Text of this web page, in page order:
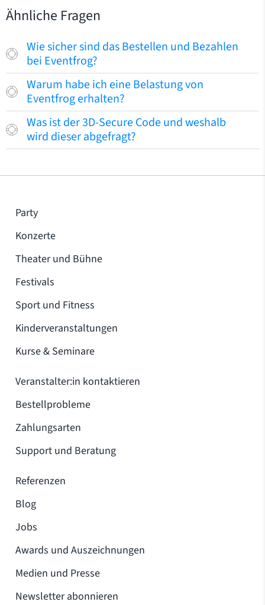
Ähnliche Fragen
Wie sicher sind das Bestellen und Bezahlen
bei Eventfrog?
Warum habe ich eine Belastung von
Eventfrog erhalten?
Was ist der 3D-Secure Code und weshalb
wird dieser abgefragt?
Party
Konzerte
Theater und Bühne
Festivals
Sport und Fitness
Kinderveranstaltungen
Kurse & Seminare
Veranstalter:in kontaktieren
Bestellprobleme
Zahlungsarten
Support und Beratung
Referenzen
Blog
Jobs
Awards und Auszeichnungen
Medien und Presse
Newsletter abonnieren